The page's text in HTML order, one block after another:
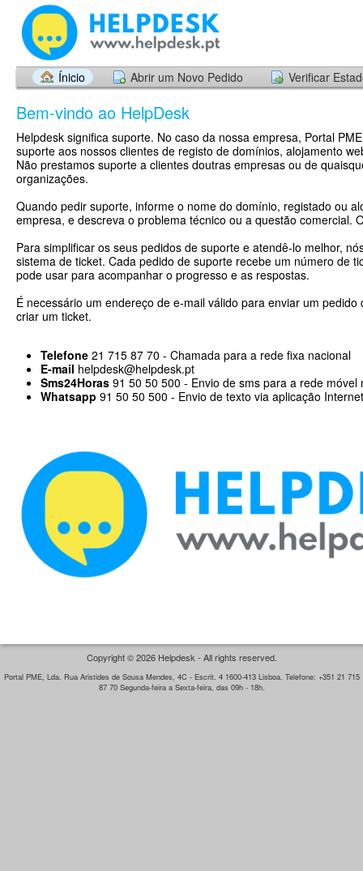
Ínicio Abrir um Novo Pedido Verificar
Bem-vindo ao HelpDesk
Helpdesk significa suporte. No caso da nossa empresa, Portal
suporte aos nossos clientes de registo de domínios, alojamento
Não prestamos suporte a clientes doutras empresas ou de
organizações.
Quando pedir suporte, informe o nome do domínio, registado ou
empresa, e descreva o problema técnico ou a questão comercial.
Para simplificar os seus pedidos de suporte e atendê-lo melhor,
sistema de ticket. Cada pedido de suporte recebe um número de
pode usar para acompanhar o progresso e as respostas.
É necessário um endereço de e-mail válido para enviar um pedido
criar um ticket.
Telefone 21 715 87 70 - Chamada para a rede fixa nacional
E-mail helpdesk@helpdesk.pt
Sms24Horas 91 50 50 500 - Envio de sms para a rede móvel
Whatsapp 91 50 50 500 - Envio de texto via aplicação Internet
Copyright © 2026 Helpdesk - All rights reserved.
Portal PME, Lda. Rua Aristides de Sousa Mendes, 4C - Escrit. 4 1600-413 Lisboa. Telefone: +351 21 715
87 70 Segunda-feira a Sexta-feira, das 09h - 18h.